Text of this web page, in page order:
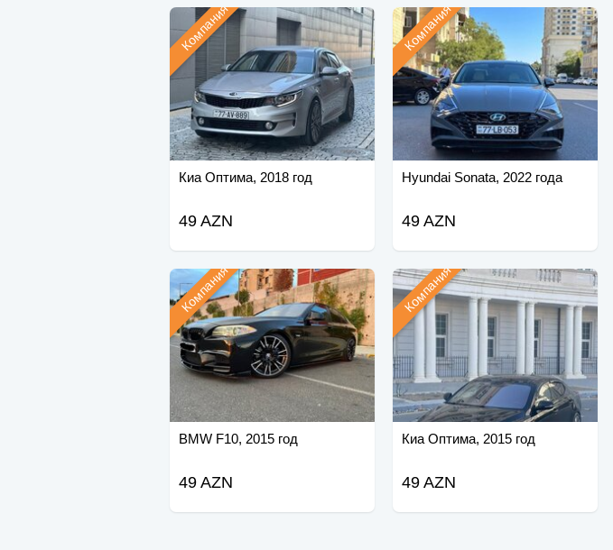
Киа Оптима, 2018 год
Компания
49 AZN
Hyundai Sonata, 2022 года
Компания
49 AZN
BMW F10, 2015 год
Компания
49 AZN
Киа Оптима, 2015 год
Компания
49 AZN